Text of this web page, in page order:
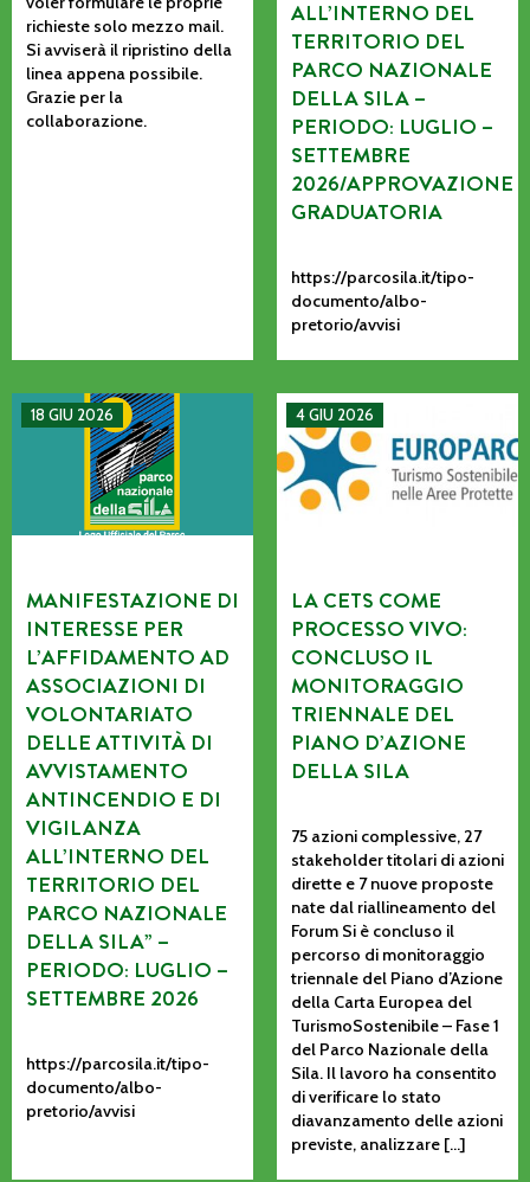
richieste solo mezzo mail.
Si avviserà il ripristino della
linea appena possibile.
Grazie per la
collaborazione.
ALL’INTERNO DEL
TERRITORIO DEL
PARCO NAZIONALE
DELLA SILA –
PERIODO: LUGLIO –
SETTEMBRE
2026/APPROVAZIONE
GRADUATORIA
https://parcosila.it/tipo-
documento/albo-
pretorio/avvisi
18 GIU 2026
MANIFESTAZIONE DI INTERESSE PER L’AFFIDAMENTO
MANIFESTAZIONE DI
INTERESSE PER
L’AFFIDAMENTO AD
ASSOCIAZIONI DI
VOLONTARIATO
DELLE ATTIVITÀ DI
AVVISTAMENTO
ANTINCENDIO E DI
VIGILANZA
ALL’INTERNO DEL
TERRITORIO DEL
PARCO NAZIONALE
DELLA SILA” –
PERIODO: LUGLIO –
SETTEMBRE 2026
https://parcosila.it/tipo-
documento/albo-
pretorio/avvisi
4 GIU 2026
La CETS come processo
LA CETS COME
PROCESSO VIVO:
CONCLUSO IL
MONITORAGGIO
TRIENNALE DEL
PIANO D’AZIONE
DELLA SILA
75 azioni complessive, 27
stakeholder titolari di azioni
dirette e 7 nuove proposte
nate dal riallineamento del
Forum Si è concluso il
percorso di monitoraggio
triennale del Piano d’Azione
della Carta Europea del
TurismoSostenibile – Fase 1
del Parco Nazionale della
Sila. Il lavoro ha consentito
di verificare lo stato
diavanzamento delle azioni
previste, analizzare […]